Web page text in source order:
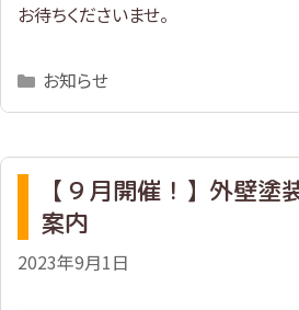
お待ちくださいませ。
Categories
お知らせ
【９月開催！】外壁塗
案内
2023年9月1日